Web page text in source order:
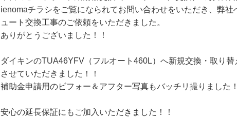
ienomaチラシをご覧になられてお問い合わせをいただき、弊社
ュート交換工事のご依頼をいただきました。
ありがとうございました！！
ダイキンのTUA46YFV（フルオート460L）へ新規交換・取り替
させていただきました！！
補助金申請用のビフォー＆アフター写真もバッチリ撮りました！
安心の延長保証にもご加入いただきました！！